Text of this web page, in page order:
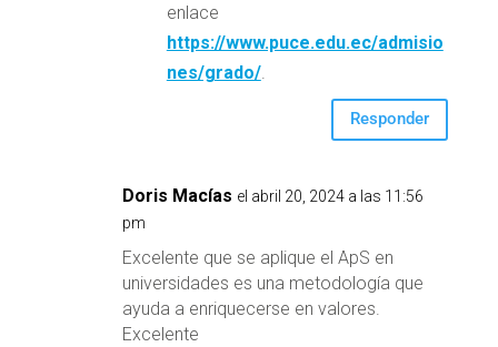
enlace
https://www.puce.edu.ec/admisio
nes/grado/.
Responder
Doris Macías el abril 20, 2024 a las 11:56
pm
Excelente que se aplique el ApS en
universidades es una metodología que
ayuda a enriquecerse en valores.
Excelente